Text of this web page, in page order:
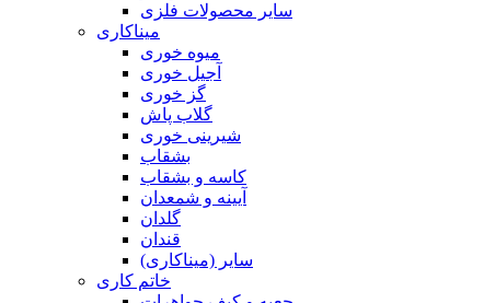
سایر محصولات فلزی
میناکاری
میوه خوری
آجیل خوری
گز خوری
گلاب پاش
شیرینی خوری
بشقاب
کاسه و بشقاب
آیینه و شمعدان
گلدان
قندان
سایر (میناکاری)
خاتم کاری